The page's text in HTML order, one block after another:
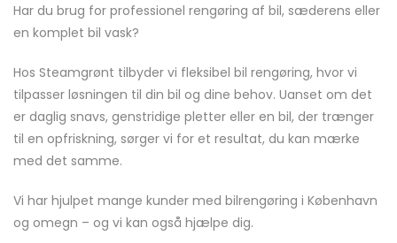
Har du brug for professionel rengøring af bil, sæderens eller
en komplet bil vask?
Hos Steamgrønt tilbyder vi fleksibel bil rengøring, hvor vi
tilpasser løsningen til din bil og dine behov. Uanset om det
er daglig snavs, genstridige pletter eller en bil, der trænger
til en opfriskning, sørger vi for et resultat, du kan mærke
med det samme.
Vi har hjulpet mange kunder med bilrengøring i København
og omegn – og vi kan også hjælpe dig.